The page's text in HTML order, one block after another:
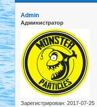
Admin
Администратор
Зарегистрирован: 2017-07-25